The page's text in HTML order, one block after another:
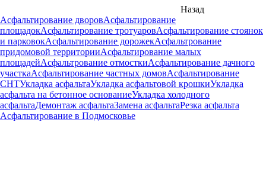
Назад
Асфальтирование дворовАсфальтирование
площадокАсфальтирование тротуаровАсфальтирование стоянок
и парковокАсфальтирование дорожекАсфальтрование
придомовой территорииАсфальтирование малых
площадейАсфальтрование отмосткиАсфальтирование дачного
участкаАсфальтирование частных домовАсфальтирование
СНТУкладка асфальтаУкладка асфальтовой крошкиУкладка
асфальта на бетонное основаниеУкладка холодного
асфальтаДемонтаж асфальтаЗамена асфальтаРезка асфальта
Асфальтирование в Подмосковье